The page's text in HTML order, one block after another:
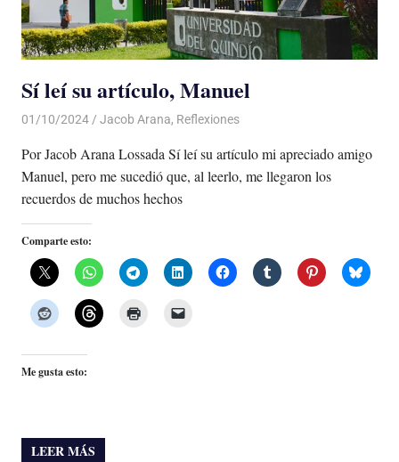
Sí leí su artículo, Manuel
01/10/2024 De todo un Poco
Jacob Arana, Reflexiones
Por Jacob Arana Lossada Sí leí su artículo mi apreciado amigo
Manuel, pero me sucedió que, al leerlo, me llegaron los
recuerdos de muchos hechos
Comparte esto:
Me gusta esto:
LEER MÁS